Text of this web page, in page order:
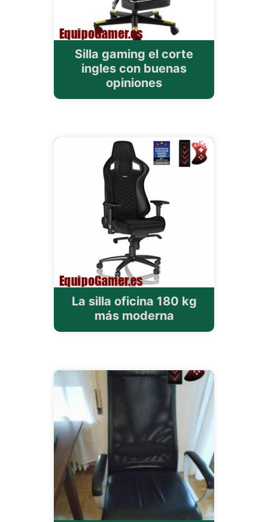
Silla gaming el corte
ingles con buenas
opiniones
La silla oficina 180 kg
más moderna